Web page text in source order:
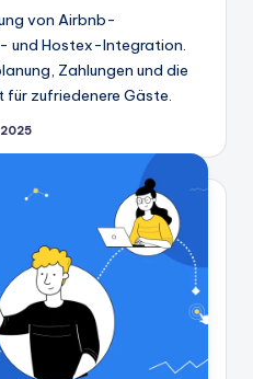
von Airbnb-
und Hostex-Integration.
Zahlungen und die
für zufriedenere Gäste.